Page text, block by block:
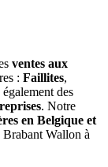
ventes aux
: Faillites,
des
. Notre
en Belgique et
Brabant Wallon à